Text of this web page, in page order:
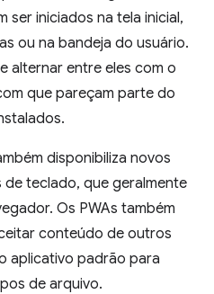
ser iniciados na tela inicial,
ou na bandeja do usuário.
alternar entre eles com o
que pareçam parte do
disponibiliza novos
teclado, que geralmente
Os PWAs também
conteúdo de outros
aplicativo padrão para
de arquivo.